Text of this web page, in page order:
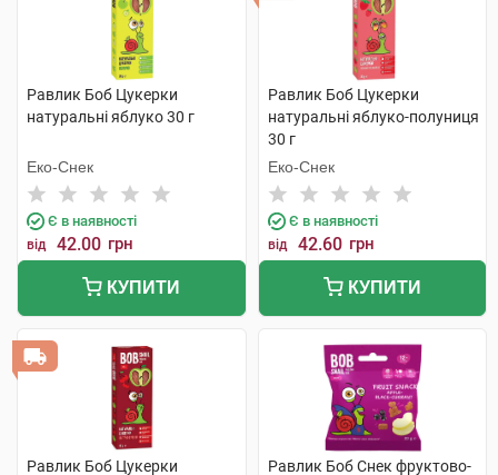
Равлик Боб Цукерки
натуральні яблуко 30 г
Еко-Снек
Є в наявності
від 42.00 грн
КУПИТИ
Равлик Боб Цукерки
натуральні яблуко-полуниця
30 г
Еко-Снек
Є в наявності
від 42.60 грн
КУПИТИ
Равлик Боб Цукерки Равлик Боб Снек фруктово-